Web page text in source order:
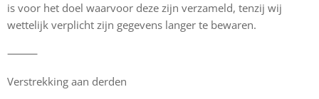
is voor het doel waarvoor deze zijn verzameld, tenzij wij
wettelijk verplicht zijn gegevens langer te bewaren.
⸻
Verstrekking aan derden